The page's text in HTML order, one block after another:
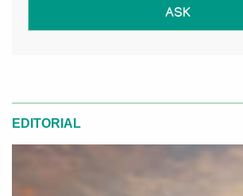
ASK
EDITORIAL